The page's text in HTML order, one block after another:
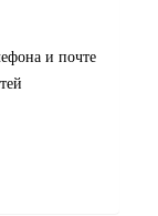
и почте